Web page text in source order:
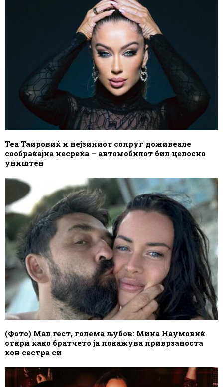
Теа Таировиќ и нејзиниот сопруг доживеале
сообраќајна несреќа – автомобилот бил целосно
уништен
(Фото) Мал гест, голема љубов: Мина Наумовиќ
откри како братчето ја покажува приврзаноста
кон сестра си